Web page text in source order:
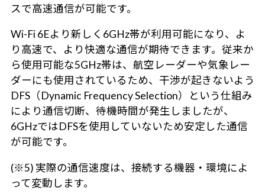
スで高速通信が可能です。
Wi-Fi 6Eより新しく6GHz帯が利用可能になり、よ
り高速で、より快適な通信が期待できます。従来か
ら使用可能な5GHz帯は、航空レーダーや気象レー
ダーにも使用されているため、干渉が起きないよう
DFS（Dynamic Frequency Selection）という仕組み
により通信切断、待機時間が発生しましたが、
6GHzではDFSを使用していないため安定した通信
が可能です。
(※5) 実際の通信速度は、接続する機器・環境によ
って変動します。